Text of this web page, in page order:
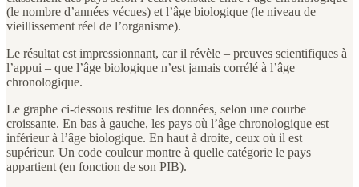
(le nombre d’années vécues) et l’âge biologique (le niveau de
vieillissement réel de l’organisme).
Le résultat est impressionnant, car il révèle – preuves scientifiques à
l’appui – que l’âge biologique n’est jamais corrélé à l’âge
chronologique.
Le graphe ci-dessous restitue les données, selon une courbe
croissante. En bas à gauche, les pays où l’âge chronologique est
inférieur à l’âge biologique. En haut à droite, ceux où il est
supérieur. Un code couleur montre à quelle catégorie le pays
appartient (en fonction de son PIB).